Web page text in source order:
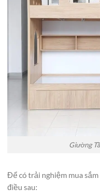
Giường
Để có trải nghiệm mua
điều sau: